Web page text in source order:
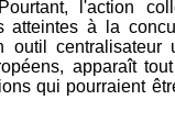
l'action
atteintes à la
outil centralisateur
apparaît
qui pourraient